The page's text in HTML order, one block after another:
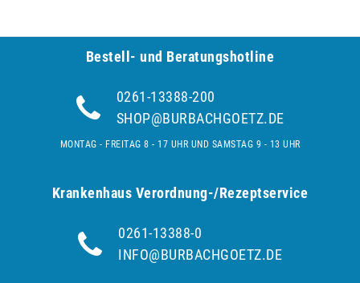
Bestell- und Be­ra­tungs­hot­line
0261-13388-200
SHOP@BURBACHGOETZ.DE
MONTAG - FREITAG 8 - 17 UHR UND SAMSTAG 9 - 13 UHR
Krankenhaus Verordnung-/Rezeptservice
0261-13388-0
INFO@BURBACHGOETZ.DE